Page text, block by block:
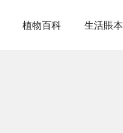
植物百科 生活賬本